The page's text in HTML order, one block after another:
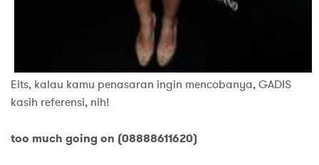
Eits, kalau kamu penasaran ingin mencobanya, GADIS
kasih referensi, nih!
too much going on (08888611620)